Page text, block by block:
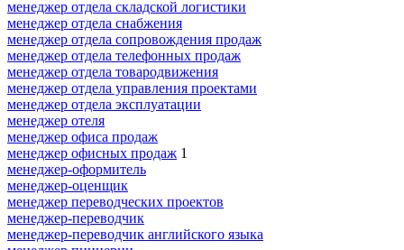
менеджер отдела складской логистики
менеджер отдела снабжения
менеджер отдела сопровождения продаж
менеджер отдела телефонных продаж
менеджер отдела товародвижения
менеджер отдела управления проектами
менеджер отдела эксплуатации
менеджер отеля
менеджер офиса продаж
менеджер офисных продаж 1
менеджер-оформитель
менеджер-оценщик
менеджер переводческих проектов
менеджер-переводчик
менеджер-переводчик английского языка